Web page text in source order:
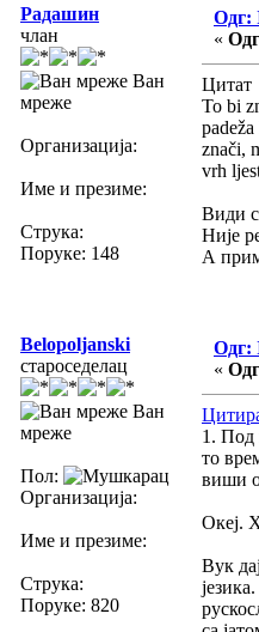
Радашин
члан
Ван
мреже
Организација:
Име и презиме:
Струка:
Поруке: 148
Одг:
«
Цитат
To bi
znači,
vrh
Види
Није
А
Belopoljanski
староседелац
Ван
мреже
Пол:
Организација:
Име и презиме:
Струка:
Поруке: 820
Одг:
«
1. Под
то
виши
Океј.
Вук